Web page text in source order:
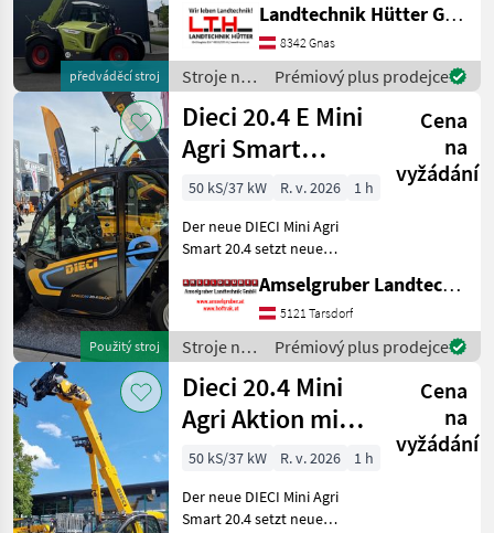
předváděcí stroj
mit 8, 01 m Aushubhöhe
und 4.800 kg Hubkraft
Teleskoparm: - Zweiteiliger,
hydraulisch ausfahrbarer T
Landtechnik Hütter GmbH & Co KG
8342 Gnas
Stroje na
stavbu /
Claas
Prémiový plus prodejce
Použitý stroj
Dieci 20.4 E Mini
Agri Smart
ELEKTRO
Teleskoplader
TOP
Cena
na
vyžádání
50 kS/37 kW R. v. 2026
1 h
Der neue DIECI Mini Agri
Smart 20.4 setzt neue
Teleskopladermarkt. 100 %
Elektro! -Größte Kabine
(Baugleich vom Modell 26.6
Mini Agri) -Echt
Amselgruber Landtechnik GmbH
5121 Tarsdorf
Stroje na
stavbu /
Dieci
Prémiový plus prodejce
Dieci 20.4 Mini
Agri Aktion mit
Österreichpaket
Cena
na
vyžádání
50 kS/37 kW R. v. 2026
1 h
Der neue DIECI Mini Agri
Smart 20.4 setzt neue